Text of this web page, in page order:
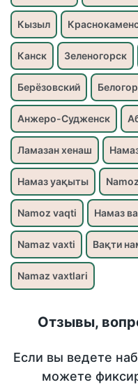
Кызыл
Канск Зеленогорск
Берёзовский
Анжеро-Судженск
Ламазан хенаш
Намаз уақыты
Namoz vaqti Намаз
Namaz vaxti Вақти
Namaz vaxtlari
Отзывы,
Если вы ведете
можете